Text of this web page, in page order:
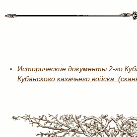
Исторические документы 2-го
Кубанского казачьего войска.